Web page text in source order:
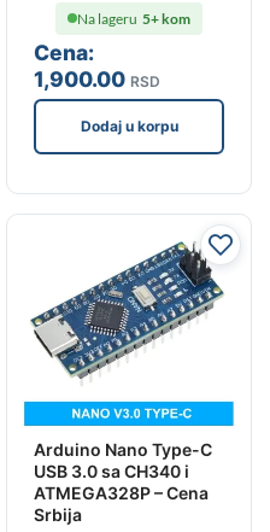
Cena:
1,900.00 RSD
Na lageru 5+ kom
Dodaj u korpu
Arduino Nano Type-C
USB 3.0 sa CH340 i
ATMEGA328P – Cena
Srbija